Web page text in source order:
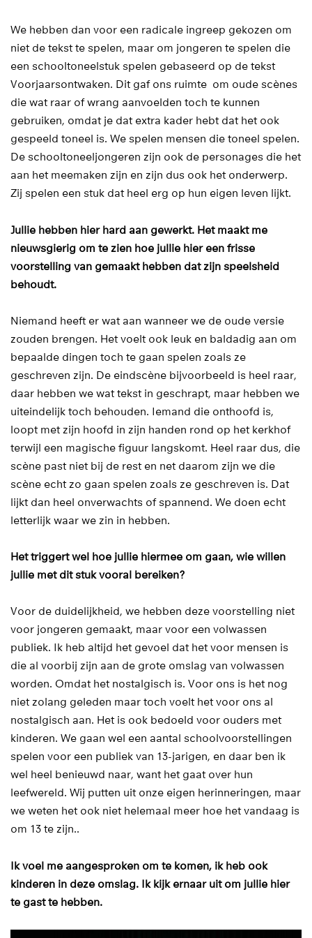
We hebben dan voor een radicale ingreep gekozen om
niet de tekst te spelen, maar om jongeren te spelen die
een schooltoneelstuk spelen gebaseerd op de tekst
Voorjaarsontwaken. Dit gaf ons ruimte om oude scènes
die wat raar of wrang aanvoelden toch te kunnen
gebruiken, omdat je dat extra kader hebt dat het ook
gespeeld toneel is. We spelen mensen die toneel spelen.
De schooltoneeljongeren zijn ook de personages die het
aan het meemaken zijn en zijn dus ook het onderwerp.
Zij spelen een stuk dat heel erg op hun eigen leven lijkt.
Jullie hebben hier hard aan gewerkt. Het maakt me
nieuwsgierig om te zien hoe jullie hier een frisse
voorstelling van gemaakt hebben dat zijn speelsheid
behoudt.
Niemand heeft er wat aan wanneer we de oude versie
zouden brengen. Het voelt ook leuk en baldadig aan om
bepaalde dingen toch te gaan spelen zoals ze
geschreven zijn. De eindscène bijvoorbeeld is heel raar,
daar hebben we wat tekst in geschrapt, maar hebben we
uiteindelijk toch behouden. Iemand die onthoofd is,
loopt met zijn hoofd in zijn handen rond op het kerkhof
terwijl een magische figuur langskomt. Heel raar dus, die
scène past niet bij de rest en net daarom zijn we die
scène echt zo gaan spelen zoals ze geschreven is. Dat
lijkt dan heel onverwachts of spannend. We doen echt
letterlijk waar we zin in hebben.
Het triggert wel hoe jullie hiermee om gaan, wie willen
jullie met dit stuk vooral bereiken?
Voor de duidelijkheid, we hebben deze voorstelling niet
voor jongeren gemaakt, maar voor een volwassen
publiek. Ik heb altijd het gevoel dat het voor mensen is
die al voorbij zijn aan de grote omslag van volwassen
worden. Omdat het nostalgisch is. Voor ons is het nog
niet zolang geleden maar toch voelt het voor ons al
nostalgisch aan. Het is ook bedoeld voor ouders met
kinderen. We gaan wel een aantal schoolvoorstellingen
spelen voor een publiek van 13-jarigen, en daar ben ik
wel heel benieuwd naar, want het gaat over hun
leefwereld. Wij putten uit onze eigen herinneringen, maar
we weten het ook niet helemaal meer hoe het vandaag is
om 13 te zijn..
Ik voel me aangesproken om te komen, ik heb ook
kinderen in deze omslag. Ik kijk ernaar uit om jullie hier
te gast te hebben.
Inzoomen